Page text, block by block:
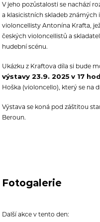
V jeho pozůstalosti se nachází
a klasicistních skladeb
violoncellisty Antonína Krafta,
českých violoncellistů a
hudební scénu.
Ukázku z Kraftova díla si bude
výstavy 23.9. 2025 v 17
Hoška (violoncello), který se na
Výstava se koná pod záštitou
Beroun.
Fotogalerie
Další akce v tento den: